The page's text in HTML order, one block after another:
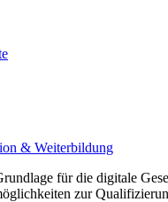
& Weiterbildung
für die digitale
zur